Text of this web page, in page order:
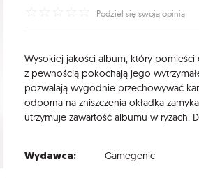
Podziel się swoją opinią
Wysokiej jakości album, który
z pewnością pokochają jego
pozwalają wygodnie przechowywać
odporna na zniszczenia okładka
Wydawca: Gamegenic